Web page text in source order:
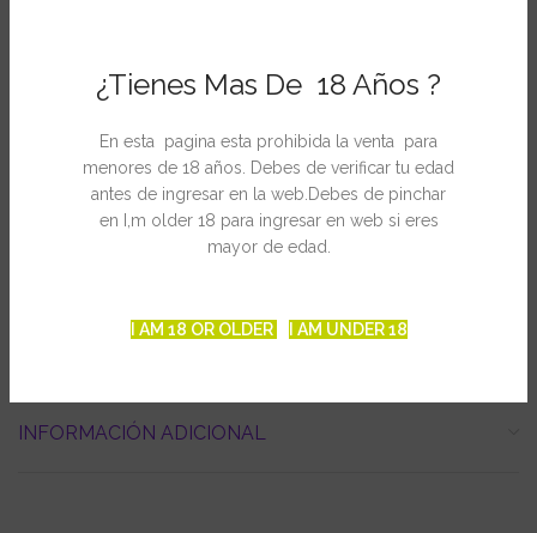
¿Tienes Mas De 18 Años ?
En esta pagina esta prohibida la venta para
menores de 18 años. Debes de verificar tu edad
antes de ingresar en la web.Debes de pinchar
en I,m older 18 para ingresar en web si eres
mayor de edad.
I AM 18 OR OLDER I AM UNDER 18
Ficha técnica
Autofloreciente 100%
Producción en Exterior: 35-150 gr/planta
Altura: 60 – 90cm
INFORMACIÓN ADICIONAL